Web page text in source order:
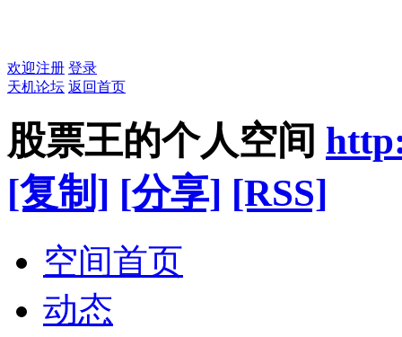
欢迎注册 登录
天机论坛 返回首页
股票王的个人空间
[复制] [分享] [RSS]
空间首页
动态